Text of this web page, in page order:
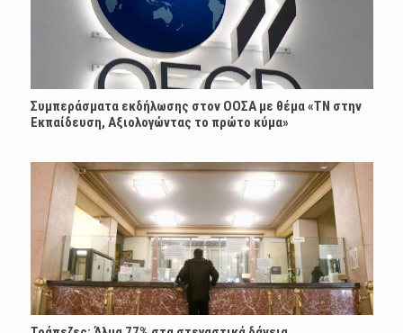
Συμπεράσματα εκδήλωσης στον ΟΟΣΑ με θέμα «ΤΝ στην
Εκπαίδευση, Αξιολογώντας το πρώτο κύμα»